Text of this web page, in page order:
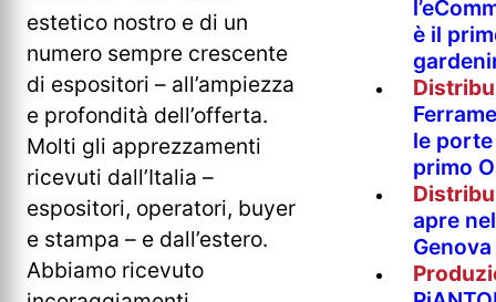
estetico nostro e di un
numero sempre crescente
di espositori – all’ampiezza
e profondità dell’offerta.
Molti gli apprezzamenti
ricevuti dall’Italia –
espositori, operatori, buyer
e stampa – e dall’estero.
Abbiamo ricevuto
è il
le
primo
apre
Genova